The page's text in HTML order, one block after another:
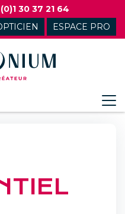
30 37 21 64
ESPACE PRO